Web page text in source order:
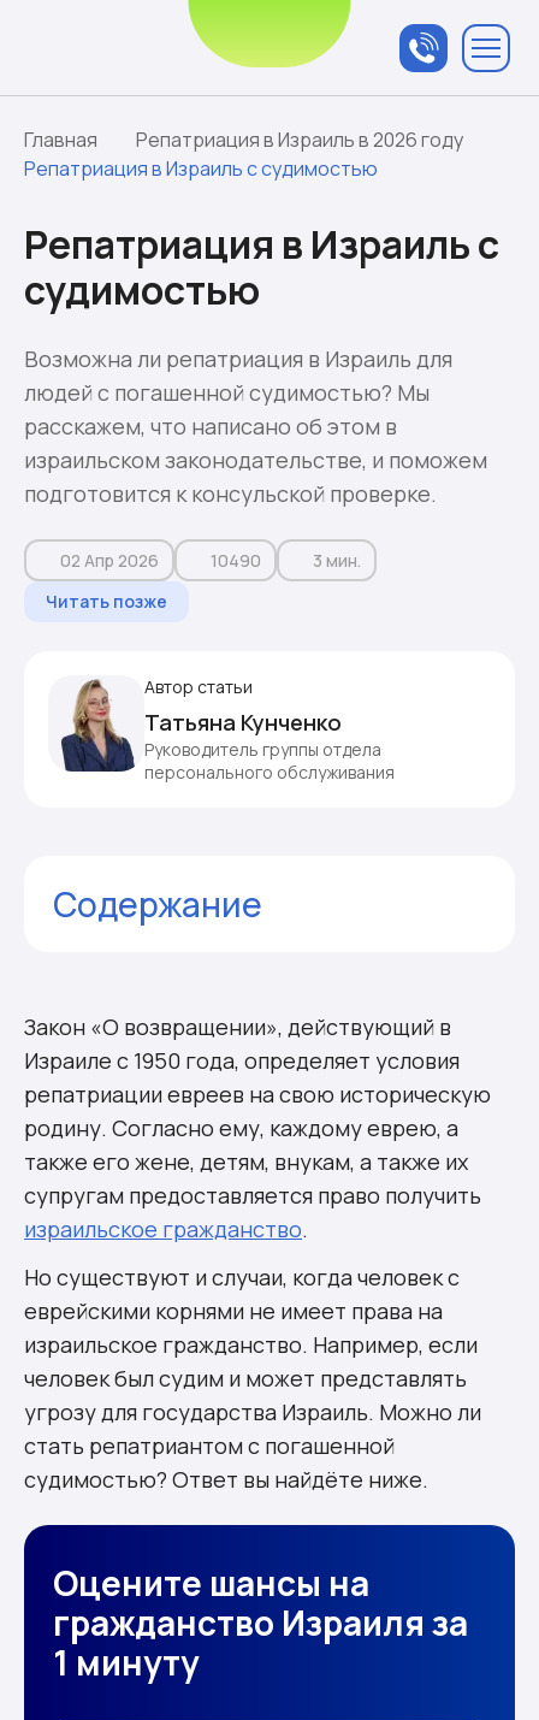
менеджером
Главная
Репатриация в Израиль в 2026 году
Репатриация в Израиль с судимостью
Репатриация в Израиль с
судимостью
Возможна ли репатриация в Израиль для
людей с погашенной судимостью? Мы
расскажем, что написано об этом в
израильском законодательстве, и поможем
подготовится к консульской проверке.
Читать позже
02 Апр 2026 10490 3 мин.
Автор статьи
Татьяна Кунченко
Руководитель группы отдела
персонального обслуживания
Содержание
репатриации с судимостью
Можно ли сделать фиктивную
справку?
Комментарии (8)
Закон «О возвращении», действующий в
Израиле с 1950 года, определяет условия
репатриации евреев на свою историческую
родину. Согласно ему, каждому еврею, а
также его жене, детям, внукам, а также их
супругам предоставляется право получить
израильское гражданство.
Но существуют и случаи, когда человек с
еврейскими корнями не имеет права на
израильское гражданство. Например, если
человек был судим и может представлять
угрозу для государства Израиль. Можно ли
стать репатриантом с погашенной
судимостью? Ответ вы найдёте ниже.
Оцените шансы на
гражданство Израиля за
1 минуту